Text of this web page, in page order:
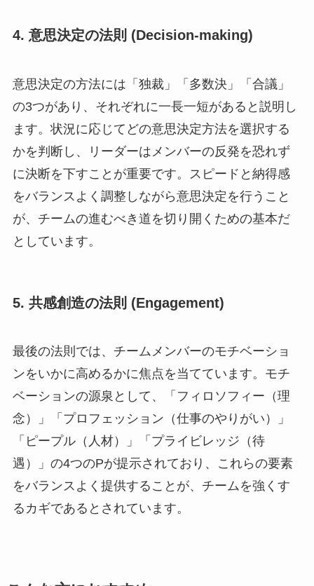
4. 意思決定の法則 (Decision-making)
意思決定の方法には「独裁」「多数決」「合議」
の3つがあり、それぞれに一長一短があると説明し
ます。状況に応じてどの意思決定方法を選択する
かを判断し、リーダーはメンバーの反発を恐れず
に決断を下すことが重要です。スピードと納得感
をバランスよく調整しながら意思決定を行うこと
が、チームの進むべき道を切り開くための基本だ
としています。
5. 共感創造の法則 (Engagement)
最後の法則では、チームメンバーのモチベーショ
ンをいかに高めるかに焦点を当てています。モチ
ベーションの源泉として、「フィロソフィー（理
念）」「プロフェッション（仕事のやりがい）」
「ピープル（人材）」「プライビレッジ（待
遇）」の4つのPが提示されており、これらの要素
をバランスよく提供することが、チームを強くす
るカギであるとされています。